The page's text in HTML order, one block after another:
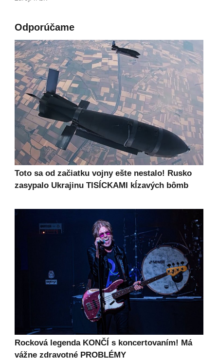
Odporúčame
Toto sa od začiatku vojny ešte nestalo! Rusko
zasypalo Ukrajinu TISÍCKAMI kĺzavých bômb
Rocková legenda KONČÍ s koncertovaním! Má
vážne zdravotné PROBLÉMY